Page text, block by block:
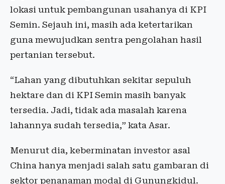
lokasi untuk pembangunan usahanya di KPI
Semin. Sejauh ini, masih ada ketertarikan
guna mewujudkan sentra pengolahan hasil
pertanian tersebut.
“Lahan yang dibutuhkan sekitar sepuluh
hektare dan di KPI Semin masih banyak
tersedia. Jadi, tidak ada masalah karena
lahannya sudah tersedia,” kata Asar.
Menurut dia, keberminatan investor asal
China hanya menjadi salah satu gambaran di
sektor penanaman modal di Gunungkidul.